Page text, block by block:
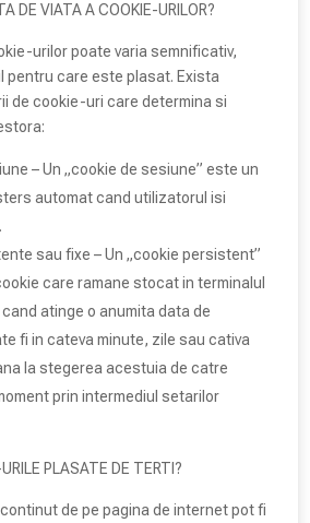
DE VIATA A COOKIE-URILOR?
urilor poate varia semnificativ,
pentru care este plasat. Exista
de cookie-uri care determina si
– Un „cookie de sesiune” este un
automat cand utilizatorul isi
sau fixe – Un „cookie persistent”
care ramane stocat in terminalul
atinge o anumita data de
fi in cateva minute, zile sau cativa
la stegerea acestuia de catre
prin intermediul setarilor
PLASATE DE TERTI?
de pe pagina de internet pot fi